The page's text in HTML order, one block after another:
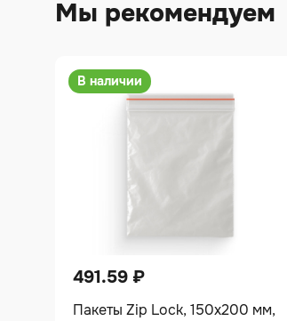
Мы рекомендуем
В наличии
491.59 ₽
Пакеты Zip Lock, 150х200 мм,